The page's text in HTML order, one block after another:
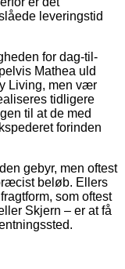
leveringstid
for dag-til-
Mathea uld
Living, men vær
tidligere
til at de med
forinden
gebyr, men oftest
beløb. Ellers
som oftest
Skjern – er at få